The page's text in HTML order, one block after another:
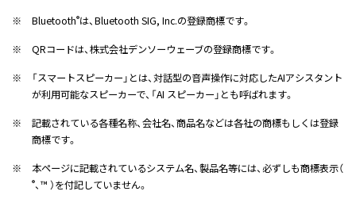
※
Bluetooth®は、Bluetooth SIG, Inc.の登録商標です。
※
QRコードは、株式会社デンソーウェーブの登録商標です。
※
「スマートスピーカー」とは、対話型の音声操作に対応したAIアシスタント
が利用可能なスピーカーで、「AI スピーカー」とも呼ばれます。
※
記載されている各種名称、会社名、商品名などは各社の商標もしくは登録
商標です。
※
本ページに記載されているシステム名、製品名等には、必ずしも商標表示（
®、™ ）を付記していません。